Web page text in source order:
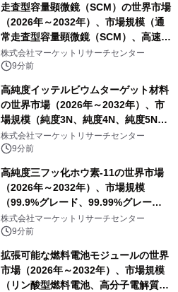
走査型容量顕微鏡（SCM）の世界市場
（2026年～2032年）、市場規模（通
常走査型容量顕微鏡（SCM）、高速走
査型容量顕微鏡（SCM））・分析レポ
ートを発表
株式会社マーケットリサーチセンター
9分前
高純度イッテルビウムターゲット材料
の世界市場（2026年～2032年）、市
場規模（純度3N、純度4N、純度5N、
その他）・分析レポートを発表
株式会社マーケットリサーチセンター
9分前
高純度三フッ化ホウ素-11の世界市場
（2026年～2032年）、市場規模
（99.9%グレード、99.99%グレー
ド）・分析レポートを発表
株式会社マーケットリサーチセンター
9分前
拡張可能な燃料電池モジュールの世界
市場（2026年～2032年）、市場規模
（リン酸型燃料電池、高分子電解質膜